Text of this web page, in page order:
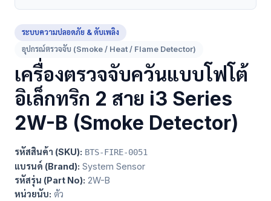
ระบบความปลอดภัย & ดับเพลิง
อุปกรณ์ตรวจจับ (Smoke / Heat / Flame Detector)
เครื่องตรวจจับควันแบบโฟโต้
อิเล็กทริก 2 สาย i3 Series
2W-B (Smoke Detector)
รหัสสินค้า (SKU): BTS-FIRE-0051
แบรนด์ (Brand): System Sensor
รหัสรุ่น (Part No): 2W-B
หน่วยนับ: ตัว